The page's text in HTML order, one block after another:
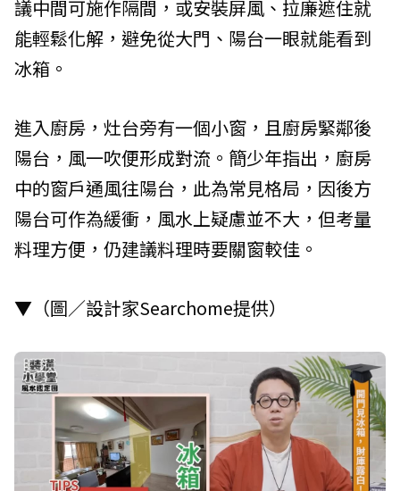
議中間可施作隔間，或安裝屏風、拉廉遮住就
能輕鬆化解，避免從大門、陽台一眼就能看到
冰箱。
進入廚房，灶台旁有一個小窗，且廚房緊鄰後
陽台，風一吹便形成對流。簡少年指出，廚房
中的窗戶通風往陽台，此為常見格局，因後方
陽台可作為緩衝，風水上疑慮並不大，但考量
料理方便，仍建議料理時要關窗較佳。
▼（圖／設計家Searchome提供）